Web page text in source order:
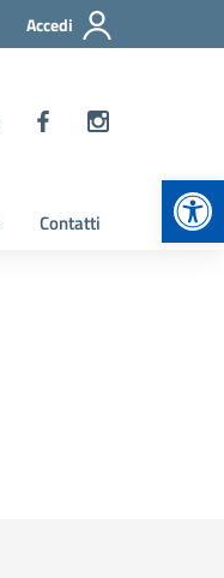
Accedi
Contatti